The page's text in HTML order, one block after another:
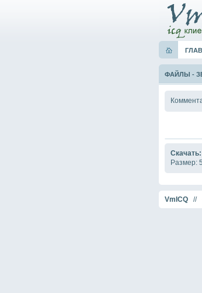
ФАЙЛЫ -
Размер:
VmICQ //